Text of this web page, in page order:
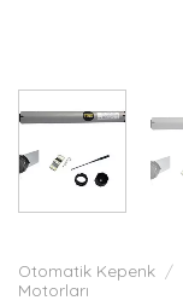
Otomatik Kepenk /
Motorları